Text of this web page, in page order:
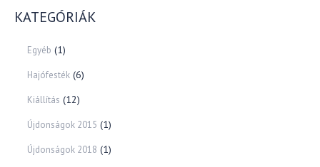
KATEGÓRIÁK
Egyéb (1)
Hajófesték (6)
Kiállítás (12)
Újdonságok 2015 (1)
Újdonságok 2018 (1)